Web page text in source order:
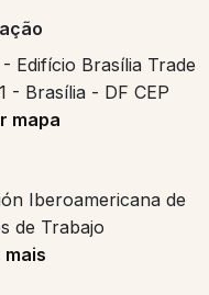
Edifício Brasília Trade
- Brasília - DF CEP
mapa
Iberoamericana de
de Trabajo
mais